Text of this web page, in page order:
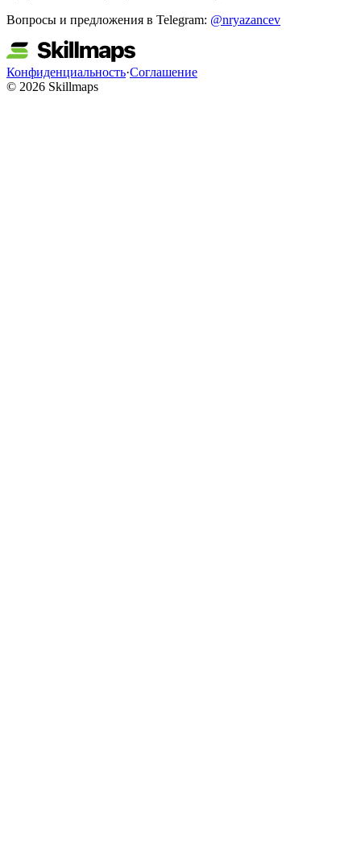
Вопросы и предложения в Telegram: @nryazancev
Конфиденциальность·Соглашение
© 2026 Skillmaps